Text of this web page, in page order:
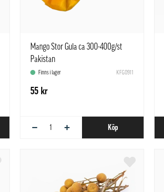
Mango Stor Gula ca 300-400g/st
Pakistan
Finns i lager KFG0911
55 kr
− + Köp